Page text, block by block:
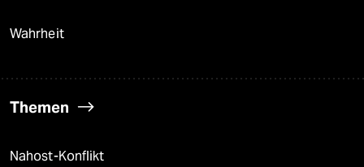
Wahrheit
Themen
Nahost-Konflikt